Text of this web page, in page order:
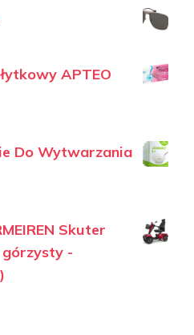
APTEO
Do Wytwarzania
Skuter
-